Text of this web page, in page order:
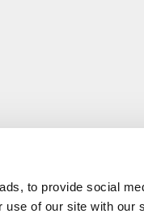
to provide social
of our site with our